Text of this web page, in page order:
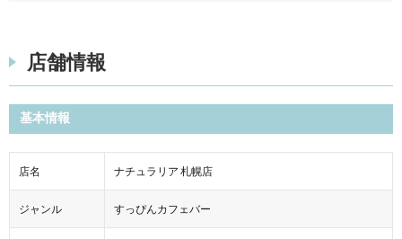
店舗情報
基本情報
店名 ナチュラリア 札幌店
ジャンル すっぴんカフェバー